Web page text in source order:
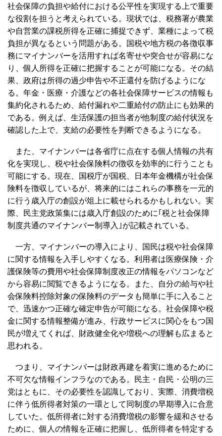
社会保障の負担や給付における公平性を実現する上で重要
な役割を担うと考えられている。現状では、税務署が農業
や自営業の課税所得を正確に捕捉できず、業種によって税
負担が異なるという問題がある。国税や地方税の各徴収事
務にマイナンバーを活用すれば名寄せや突合せが容易にな
り、個人所得を正確に把握することが可能になる。その結
果、政府は所得の過少申告や不正還付を防げるようにな
る。年金・医療・介護などの各社会保障サービスの情報も
集約化されるため、給付漏れや二重給付の防止にも効果的
である。例えば、生活保護の担当者が他制度の給付状況を
確認した上で、支給の必要性を判断できるようになる。
また、マイナンバーは各省庁に点在する個人情報の共有
化を実現し、税や社会保険料の徴収を効率的に行うことも
可能にする。現在、国税庁が国税、日本年金機構が社会保
険料を徴収しているが、将来的にはこれらの事務を一元的
に行う歳入庁の創設が俎上に載せられるかもしれない。実
際、民主党政策集には歳入庁創設のために｢税と社会保障
制度共通のマイナンバー制導入｣が記載されている。
一方、マイナンバーの導入により、国民は税や社会保障
に関する情報を入手しやすくなる。利用者は医療保険・介
護保険等の費用や社会保障制度改正の情報をパソコンなど
から容易に閲覧できるようになる。また、自分の給与や社
会保険料控除対象の保険料のデータも簡単に手に入ること
で、迅速かつ正確な確定申告が可能になる。社会保障や税
金に関する情報整備が進み、行政サービスに関心をもつ国
民が増えてくれば、財政健全化や増税への理解も広まると
思われる。
つまり、マイナンバーは財政再建を着実に進めるために
不可欠な情報インフラなのである。民主・自民・公明の三
党はともに、その必要性を認識しており、実際、消費増税
に伴う低所得者対策の一環として同制度の早期導入に合意
していた。低所得者に対する消費増税の影響を緩和させる
ために、個人の情報を正確に把握し、低所得者を特定する